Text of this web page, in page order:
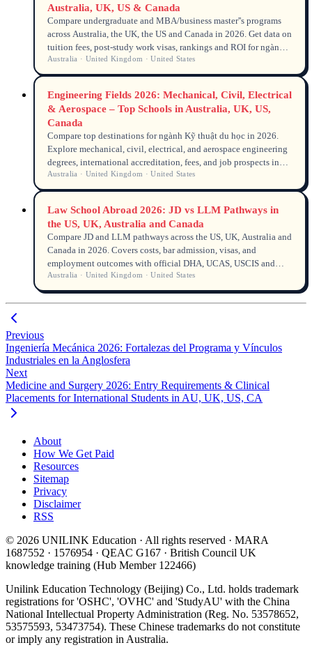
Australia, UK, US & Canada
Compare undergraduate and MBA/business master''s programs
across Australia, the UK, the US and Canada in 2026. Get data on
tuition fees, post-study work visas, rankings and ROI for ngành
Kinh doanh du học, Quản trị kinh doanh and MBA du học.
Australia · United Kingdom · United States
Engineering Fields 2026: Mechanical, Civil, Electrical
& Aerospace – Top Schools in Australia, UK, US,
Canada
Compare top destinations for ngành Kỹ thuật du học in 2026.
Explore mechanical, civil, electrical, and aerospace engineering
degrees, international accreditation, fees, and job prospects in
Australia, UK, US, and Canada. Data-driven guide for
international students.
Australia · United Kingdom · United States
Law School Abroad 2026: JD vs LLM Pathways in
the US, UK, Australia and Canada
Compare JD and LLM pathways across the US, UK, Australia and
Canada in 2026. Covers costs, bar admission, visas, and
employment outcomes with official DHA, UCAS, USCIS and
Home Affairs data as of 2026, plus an anonymised student case
and UNILINK licensed counsellor insights with MARN QEAC
credentials.
Australia · United Kingdom · United States
Previous
Ingeniería Mecánica 2026: Fortalezas del Programa y Vínculos
Industriales en la Anglosfera
Next
Medicine and Surgery 2026: Entry Requirements & Clinical
Placements for International Students in AU, UK, US, CA
About
How We Get Paid
Resources
Sitemap
Privacy
Disclaimer
RSS
© 2026 UNILINK Education · All rights reserved · MARA
1687552 · 1576954 · QEAC G167 · British Council UK
knowledge training (Hub Member 122466)
Unilink Education Technology (Beijing) Co., Ltd. holds trademark
registrations for 'OSHC', 'OVHC' and 'StudyAU' with the China
National Intellectual Property Administration (Reg. No. 53578652,
53575593, 53473754). These Chinese trademarks do not constitute
or imply any registration in Australia.